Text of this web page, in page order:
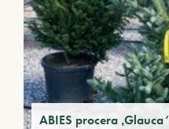
ABIES procera ‚Glauca‘